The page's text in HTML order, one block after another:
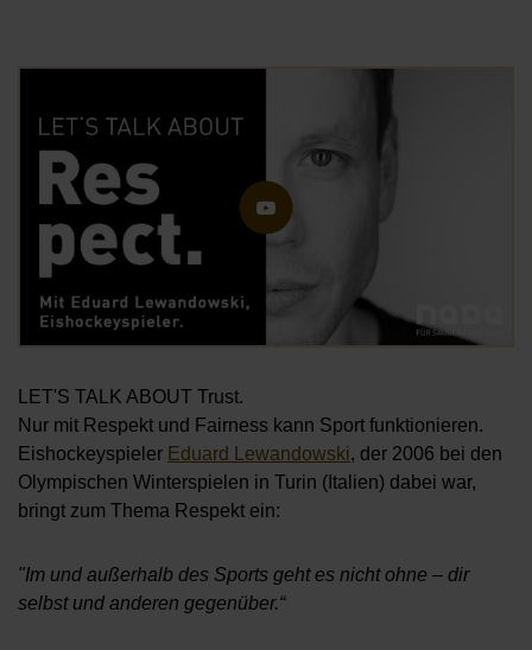
LET'S TALK ABOUT Trust.
Nur mit Respekt und Fairness kann Sport funktionieren.
Eishockeyspieler Eduard Lewandowski, der 2006 bei den
Olympischen Winterspielen in Turin (Italien) dabei war,
bringt zum Thema Respekt ein:
"Im und außerhalb des Sports geht es nicht ohne – dir
selbst und anderen gegenüber.“